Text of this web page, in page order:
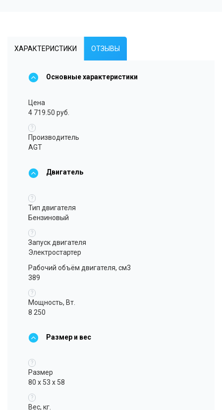
ХАРАКТЕРИСТИКИ ОТЗЫВЫ
Основные характеристики
Цена
4 719.50 руб.
?
Производитель
AGT
Двигатель
?
Тип двигателя
Бензиновый
?
Запуск двигателя
Электростартер
Рабочий объём двигателя, см3
389
?
Мощность, Вт.
8 250
Размер и вес
?
Размер
80 x 53 x 58
?
Вес, кг.